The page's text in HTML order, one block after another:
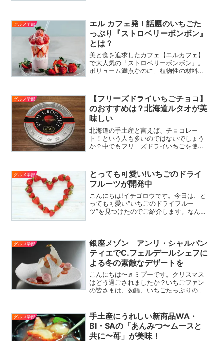
らうぜ。栃木県栃木市の和菓子店「かの
こ庵」（店主 福田和夫さ...
グルメ学部
エル カフェ発！話題のいちごた
っぷり『ストロベリーボンボン』
とは？
美と食を追求したカフェ【エルカフェ】
で大人気の「ストロベリーボンボン」。
ボリューム満点なのに、植物性の材料を
すれば、日々の疲れも吹き飛んじゃいそ
う！
グルメ学部
【フリーズドライいちごチョコ】
のおすすめは？北海道ルタオが美
味しい
北海道の手土産と言えば、チョコレー
ト！という人も多いのではないでしょう
か？中でもフリーズドライいちごを使っ
しめて、おしゃれ！お土産にすれば、喜
ばれること間違いなし！
グルメ学部
とっても可愛い!いちごのドライ
フルーツが開発中
こんにちは!イチゴロウです。今日は、と
っても可愛い“いちごのドライフルー
ツ”を見つけたのでご紹介します。なん
と。いちごのドライフルー...
グルメ学部
銀座メゾン アンリ・シャルパン
ティエでC.フェルデールシェフに
よる冬の素敵なデザートを
こんにちは〜♬ミプーです。クリスマス
はどう過ごされましたか？いちごファン
の皆さまは、勿論、いちごたっぷりのク
「二期倶楽部」より素敵なお知らせで
す！タルトの上に、ホワイト...
グルメ学部
手土産にうれしい新商品WA・
BI・SAの「あんみつ〜ムースと
共に〜苺」が美味！